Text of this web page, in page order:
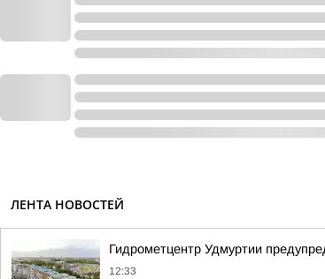
ЛЕНТА НОВОСТЕЙ
Гидрометцентр Удмуртии
12:33